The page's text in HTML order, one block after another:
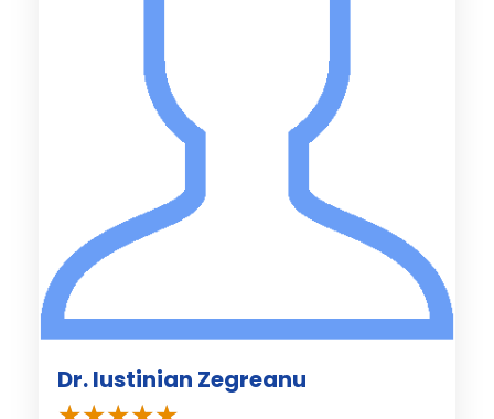
Dr. Iustinian Zegreanu